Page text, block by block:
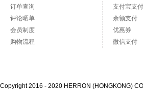
订单查询
评论晒单
会员制度
购物流程
支付宝支付
余额支付
优惠券
微信支付
Copyright 2016 - 2020 HERRON (HONGKONG)